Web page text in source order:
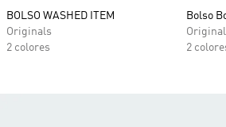
BOLSO WASHED ITEM
Originals
2 colores
Bolso
2